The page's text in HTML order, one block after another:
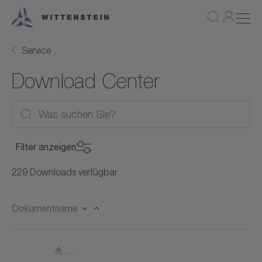
Service
Download Center
Filter anzeigen
Produktkategorie
Produkt
229 Downloads verfügbar
Dokumentname